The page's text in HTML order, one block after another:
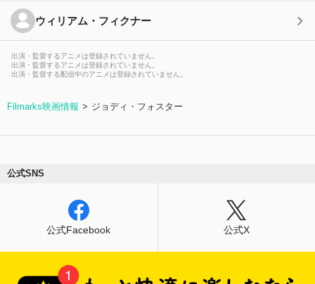
ウィリアム・フィクナー
出演・監督するアニメは登録されていません。
出演・監督するアニメは登録されていません。
出演・監督する配信中のアニメは登録されていません。
Filmarks映画情報 ジョディ・フォスター
公式SNS
公式Facebook 公式X